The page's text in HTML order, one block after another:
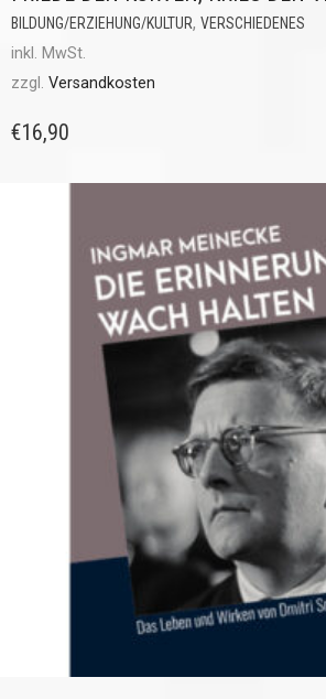
BILDUNG/ERZIEHUNG/KULTUR, VERSCHIEDENES
inkl. MwSt.
zzgl. Versandkosten
€16,90